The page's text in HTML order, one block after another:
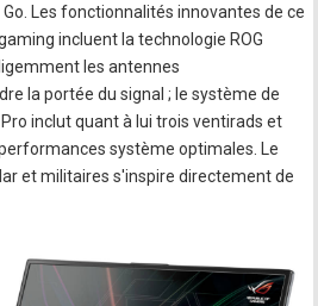
Go. Les fonctionnalités innovantes de ce
incluent la technologie ROG
les antennes
la portée du signal ; le système de
inclut quant à lui trois ventirads et
système optimales. Le
et militaires s'inspire directement de